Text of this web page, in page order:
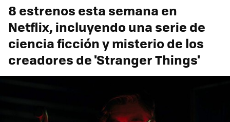
8 estrenos esta semana en
Netflix, incluyendo una serie de
ciencia ficción y misterio de los
creadores de 'Stranger Things'